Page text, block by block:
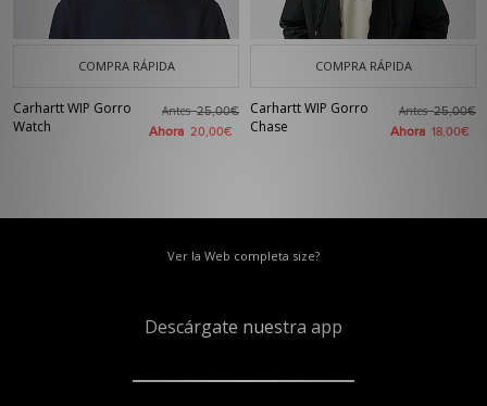
COMPRA RÁPIDA
Carhartt WIP Gorro
Watch
Antes25,00€
Ahora 20,00€
COMPRA RÁPIDA
Carhartt WIP Gorro
Chase
Antes25,00€
Ahora 18,00€
Ver la Web completa size?
Descárgate nuestra app